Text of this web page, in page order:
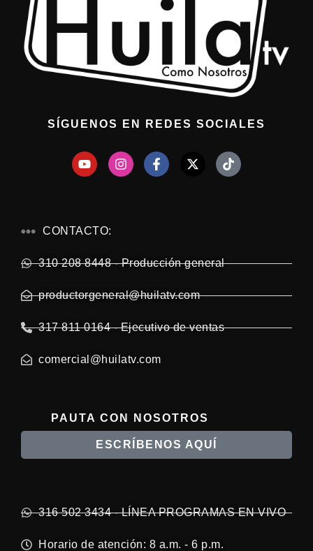
SÍGUENOS EN REDES SOCIALES
CONTACTO:
310 208 8448 - Producción general
productorgeneral@huilatv.com
317 811 0164 - Ejecutivo de ventas
comercial@huilatv.com
PAUTA CON NOSOTROS
ESCRÍBENOS AQUÍ
316 502 3434 - LÍNEA PROGRAMAS EN VIVO
Horario de atención: 8 a.m. - 6 p.m.